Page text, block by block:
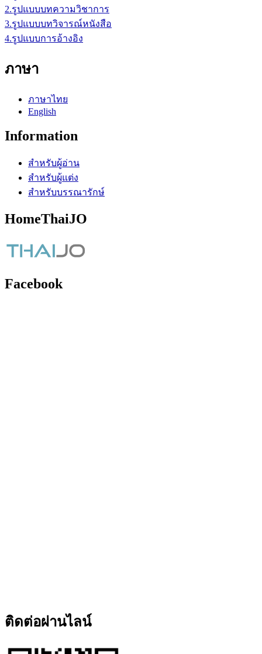
2.รูปแบบบทความวิชาการ
3.รูปแบบบทวิจารณ์หนังสือ
4.รูปแบบการอ้างอิง
ภาษา
ภาษาไทย
English
Information
สำหรับผู้อ่าน
สำหรับผู้แต่ง
สำหรับบรรณารักษ์
HomeThaiJO
Facebook
ติดต่อผ่านไลน์